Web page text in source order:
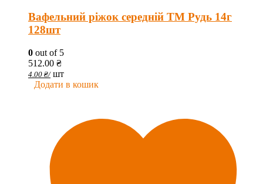
Вафельний ріжок середній ТМ Рудь 14г
128шт
0 out of 5
512.00 ₴
4.00 ₴/ шт
Додати в кошик